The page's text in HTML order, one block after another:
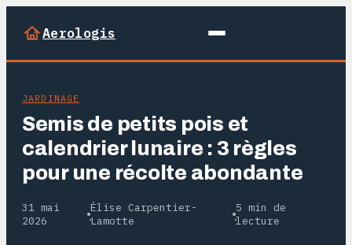
Aerologis
JARDINAGE
Semis de petits pois et
calendrier lunaire : 3 règles
pour une récolte abondante
31 mai
2026
·
Élise Carpentier-
Lamotte
·
5 min de
lecture